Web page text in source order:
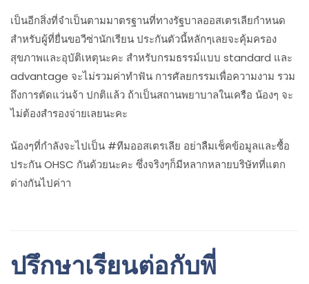
เป็นอีกสิ่งที่จำเป็นตามมาตรฐานที่ทางรัฐบาลออสเตรเลียกำหนด
สำหรับผู้ที่ยื่นขอวีซ่านักเรียน ประกันตัวนี้หลักๆเลยจะคุ้มครอง
สุขภาพและอุบัติเหตุนะคะ สำหรับกรมธรรม์แบบ standard และ
advantage จะไม่รวมค่าทำฟัน การศัลยกรรมเพื่อความงาม รวม
ถึงการตัดแว่นจ้า ปกติแล้ว ถ้าเป็นสถานพยาบาลในเครือ น้องๆ จะ
ไม่ต้องสำรองจ่ายเลยนะคะ
น้องๆที่กำลังจะไปเป็น #ทีมออสเตรเลีย อย่าลืมเช็คข้อมูลและซื้อ
ประกัน OHSC กันด้วยนะคะ ซึ่งจริงๆก็มีหลากหลายบริษัทที่แตก
ต่างกันไปค่าา
ปรึกษาเรียนต่อกับพี่